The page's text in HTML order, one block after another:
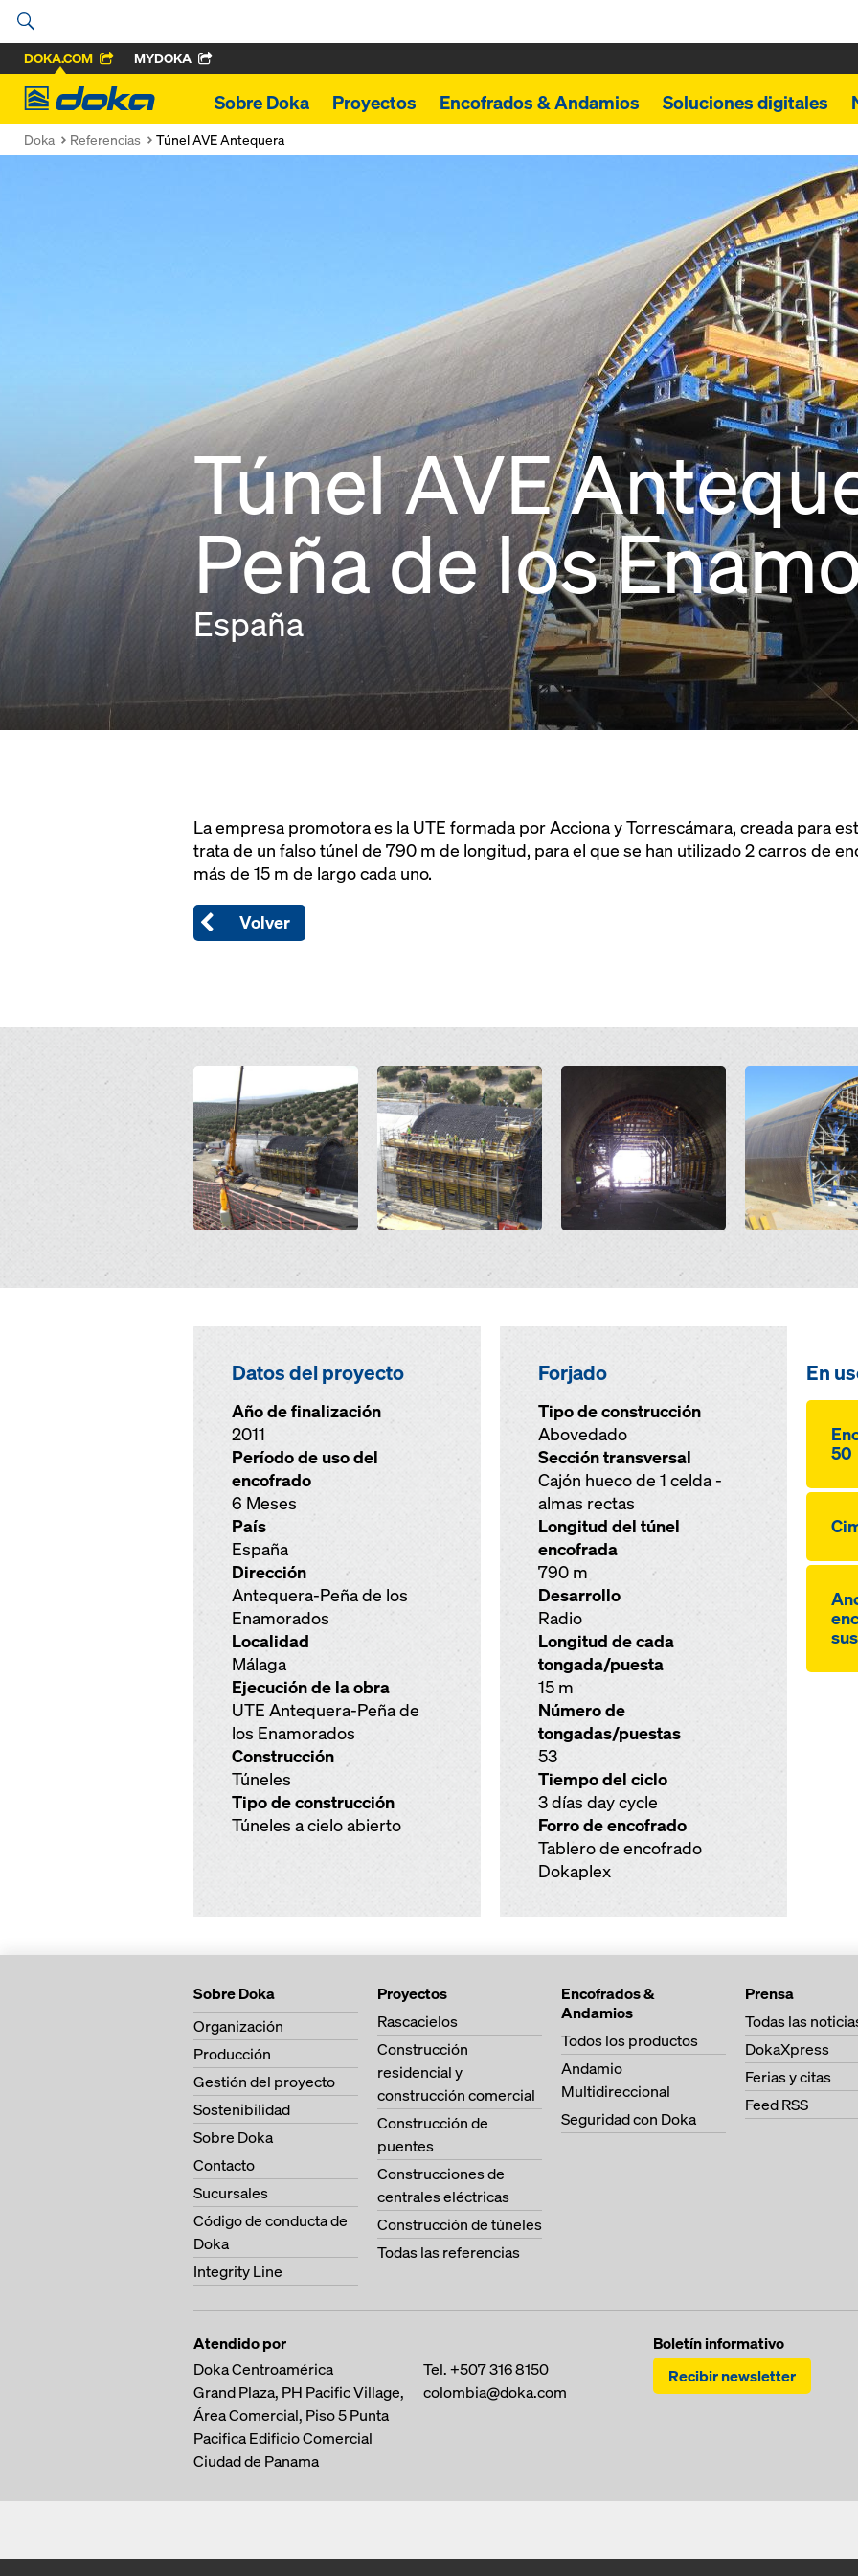
DOKA.COM MYDOKA
Doka
Sobre Doka Proyectos Encofrados & Andamios Soluciones digitales
Doka Referencias Túnel AVE Antequera
Túnel AVE
Peña de los
España
La empresa promotora es la UTE formada por Acciona y Torrescámara, creada para
trata de un falso túnel de 790 m de longitud, para el que se han utilizado 2 carros de
más de 15 m de largo cada uno.
Volver
Open Open Open
Datos del proyecto
Año de finalización
2011
Período de uso del
encofrado
6 Meses
País
España
Dirección
Antequera-Peña de los
Enamorados
Localidad
Málaga
Ejecución de la obra
UTE Antequera-Peña de
los Enamorados
Construcción
Túneles
Tipo de construcción
Túneles a cielo abierto
Forjado
Tipo de construcción
Abovedado
Sección transversal
Cajón hueco de 1 celda -
almas rectas
Longitud del túnel
encofrada
790 m
Desarrollo
Radio
Longitud de cada
tongada/puesta
15 m
Número de
tongadas/puestas
53
Tiempo del ciclo
3 días day cycle
Forro de encofrado
Tablero de encofrado
Dokaplex
En
50
Sobre Doka
Organización
Producción
Gestión del proyecto
Sostenibilidad
Sobre Doka
Contacto
Sucursales
Código de conducta de
Doka
Integrity Line
Proyectos
Rascacielos
Construcción
residencial y
construcción comercial
Construcción de
puentes
Construcciones de
centrales eléctricas
Construcción de túneles
Todas las referencias
Encofrados &
Andamios
Todos los productos
Andamio
Multidireccional
Seguridad con Doka
Prensa
Todas las
DokaXpress
Ferias y citas
Feed RSS
Atendido por
Doka Centroamérica
Grand Plaza, PH Pacific Village,
Área Comercial, Piso 5Punta
PacificaEdificio Comercial
Ciudad de Panama
Tel.+507 316 8150
colombia@doka.com
Boletín informativo
Recibir newsletter